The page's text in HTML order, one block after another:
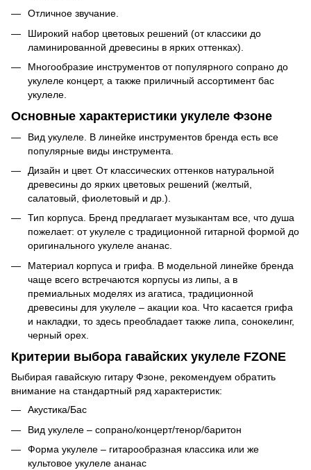
Отличное звучание.
Широкий набор цветовых решений (от классики до
ламинированной древесины в ярких оттенках).
Многообразие инструментов от популярного сопрано до
укулеле концерт, а также приличный ассортимент бас
укулеле.
Основные характеристики укулеле Фзоне
Вид укулеле. В линейке инструментов бренда есть все
популярные виды инструмента.
Дизайн и цвет. От классических оттенков натуральной
древесины до ярких цветовых решений (желтый,
салатовый, фиолетовый и др.).
Тип корпуса. Бренд предлагает музыкантам все, что душа
пожелает: от укулеле с традиционной гитарной формой до
оригинального укулеле ананас.
Материал корпуса и грифа. В модельной линейке бренда
чаще всего встречаются корпусы из липы, а в
премиальных моделях из агатиса, традиционной
древесины для укулеле – акации коа. Что касается грифа
и накладки, то здесь преобладает также липа, сонокелинг,
черный орех.
Критерии выбора гавайских укулеле FZONE
Выбирая гавайскую гитару Фзоне, рекомендуем обратить
внимание на стандартный ряд характеристик:
Акустика/Бас
Вид укулеле – сопрано/концерт/тенор/баритон
Форма укулеле – гитарообразная классика или же
культовое укулеле ананас